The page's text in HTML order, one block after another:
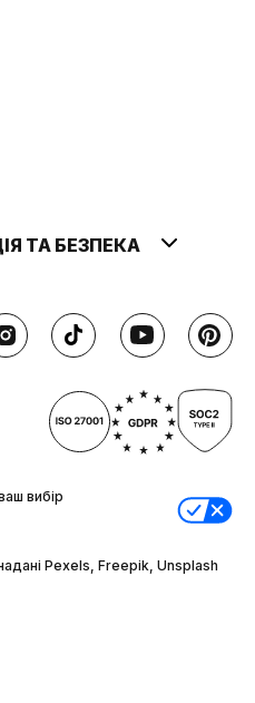
ТА БЕЗПЕКА
вибір
Pexels, Freepik, Unsplash